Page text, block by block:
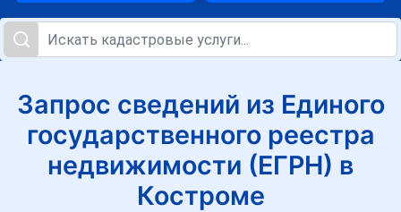
Запрос сведений из Единого
государственного реестра
недвижимости (ЕГРН) в
Костроме